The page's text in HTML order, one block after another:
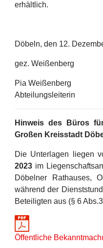
erhältlich.
Döbeln, den 12.
gez. Weißenberg
Pia Weißenberg
Abteilungsleiterin
Hinweis des Büros
Großen Kreisstadt
Die Unterlagen liegen
2023 im
Döbelner Rathauses,
während der
Beteiligten aus (§ 6
Öffentliche